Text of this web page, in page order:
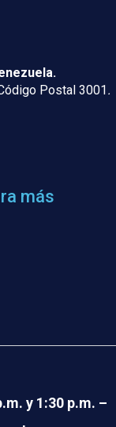
Postal 3001.
más
y 1:30 p.m. –